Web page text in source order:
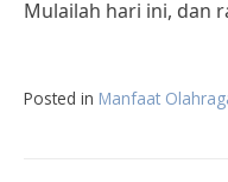
Mulailah hari ini, dan
Posted in Manfaat